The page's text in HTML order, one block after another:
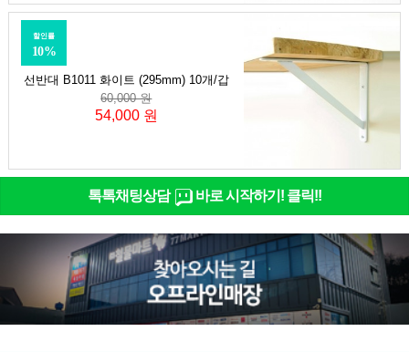
선반대 B1011 화이트 (295mm) 10개/갑
할인률
10%
60,000 원
54,000 원
톡톡채팅상담 바로 시작하기! 클릭!!